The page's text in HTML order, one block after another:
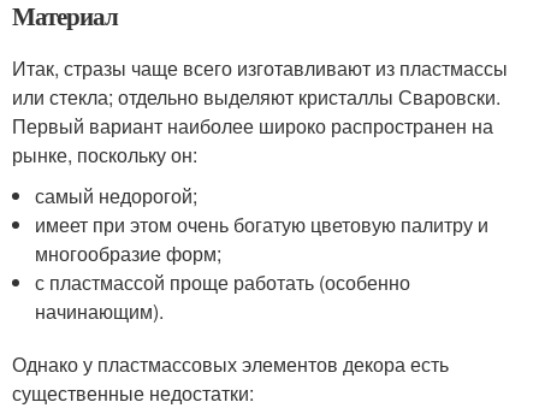
Материал
Итак, стразы чаще всего изготавливают из пластмассы
или стекла; отдельно выделяют кристаллы Сваровски.
Первый вариант наиболее широко распространен на
рынке, поскольку он:
самый недорогой;
имеет при этом очень богатую цветовую палитру и
многообразие форм;
с пластмассой проще работать (особенно
начинающим).
Однако у пластмассовых элементов декора есть
существенные недостатки: